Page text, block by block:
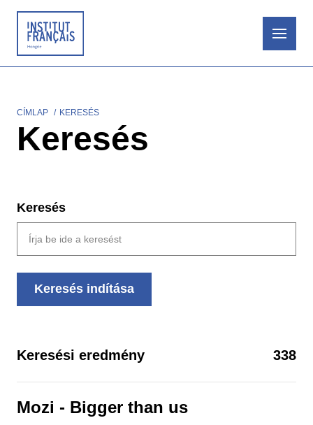
tartalomra
Morzsa
CÍMLAP KERESÉS
Keresés
Keresés
Keresési eredmény 338
Mozi - Bigger than us